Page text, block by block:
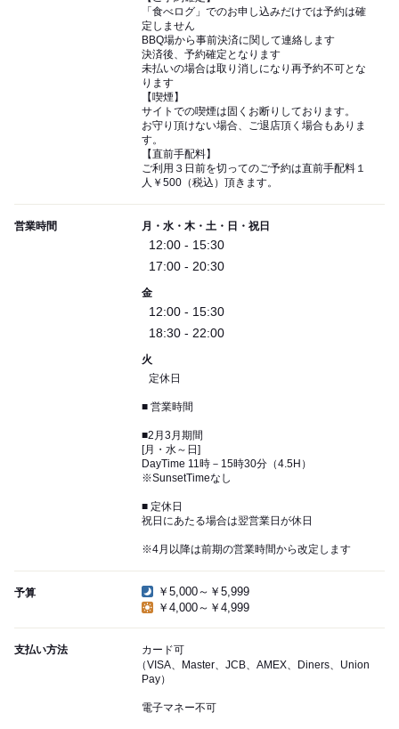
「食べログ」でのお申し込みだけでは予約は確
定しません
BBQ場から事前決済に関して連絡します
決済後、予約確定となります
未払いの場合は取り消しになり再予約不可とな
ります
【喫煙】
サイトでの喫煙は固くお断りしております。
お守り頂けない場合、ご退店頂く場合もありま
す。
【直前手配料】
ご利用３日前を切ってのご予約は直前手配料１
人￥500（税込）頂きます。
営業時間 月・水・木・土・日・祝日
12:00 - 15:30
17:00 - 20:30
金
12:00 - 15:30
18:30 - 22:00
火
定休日
■ 営業時間
■2月3月期間
[月・水～日]
DayTime 11時－15時30分（4.5H）
※SunsetTimeなし
■ 定休日
祝日にあたる場合は翌営業日が休日
※4月以降は前期の営業時間から改定します
予算
￥5,000～￥5,999
￥4,000～￥4,999
支払い方法
カード可
（VISA、Master、JCB、AMEX、Diners、Union
Pay）
電子マネー不可